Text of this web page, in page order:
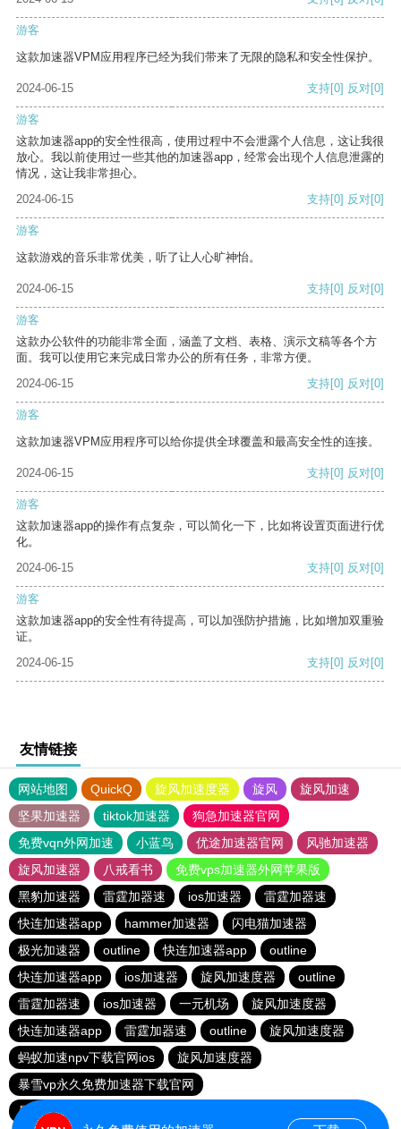
游客
这款加速器VPM应用程序已经为我们带来了无限的隐私和安全性保护。
2024-06-15 支持[0] 反对[0]
游客
这款加速器app的安全性很高，使用过程中不会泄露个人信息，这让我很
放心。我以前使用过一些其他的加速器app，经常会出现个人信息泄露的
情况，这让我非常担心。
2024-06-15
支持[0] 反对[0]
游客
这款游戏的音乐非常优美，听了让人心旷神怡。
2024-06-15 支持[0] 反对[0]
游客
这款办公软件的功能非常全面，涵盖了文档、表格、演示文稿等各个方
面。我可以使用它来完成日常办公的所有任务，非常方便。
2024-06-15
支持[0] 反对[0]
游客
这款加速器VPM应用程序可以给你提供全球覆盖和最高安全性的连接。
2024-06-15 支持[0] 反对[0]
游客
这款加速器app的操作有点复杂，可以简化一下，比如将设置页面进行优
化。
2024-06-15
支持[0] 反对[0]
游客
这款加速器app的安全性有待提高，可以加强防护措施，比如增加双重验
证。
2024-06-15
支持[0] 反对[0]
友情链接
网站地图 QuickQ 旋风加速度器 旋风
旋风加速
坚果加速器
tiktok加速器
狗急加速器官网
免费vqn外网加速
小蓝鸟 优途加速器官网
风驰加速器
旋风加速器
八戒看书
免费vps加速器外网苹果版
黑豹加速器
雷霆加器速 ios加速器
雷霆加器速
快连加速器app
hammer加速器
闪电猫加速器
极光加速器
outline 快连加速器app
outline
快连加速器app
ios加速器 旋风加速度器
outline
雷霆加器速
ios加速器 一元机场
旋风加速度器
快连加速器app
雷霆加器速 outline
旋风加速度器
蚂蚁加速npv下载官网ios
旋风加速度器
暴雪vp永久免费加速器下载官网
暴雪vp永久免费加速器下载官网